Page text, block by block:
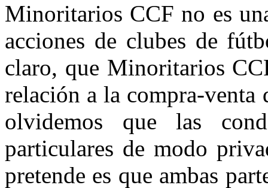
Minoritarios CCF no es
acciones de clubes de
claro, que Minoritarios
relación a la compra-venta
olvidemos que las
particulares de modo
pretende es que ambas